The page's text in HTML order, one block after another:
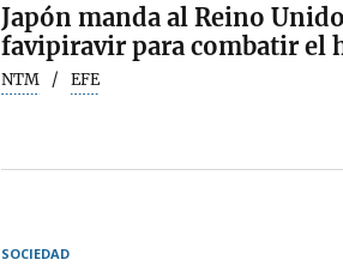
Japón manda al Reino
favipiravir para combatir el
NTM EFE
SOCIEDAD